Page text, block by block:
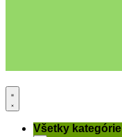
Všetky kategórie